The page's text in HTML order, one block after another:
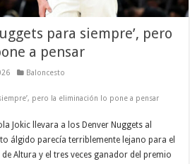
para siempre’, pero
a pensar
Baloncesto
pero la eliminación lo pone a pensar
Jokic llevara a los Denver Nuggets al
álgido parecía terriblemente lejano para el
Altura y el tres veces ganador del premio